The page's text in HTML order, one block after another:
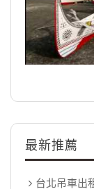
最新推薦
台北吊車出